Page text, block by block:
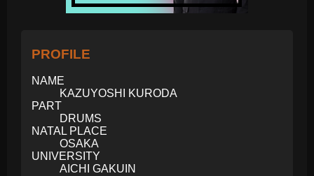
PROFILE
NAME
KAZUYOSHI KURODA
PART
DRUMS
NATAL PLACE
OSAKA
UNIVERSITY
AICHI GAKUIN